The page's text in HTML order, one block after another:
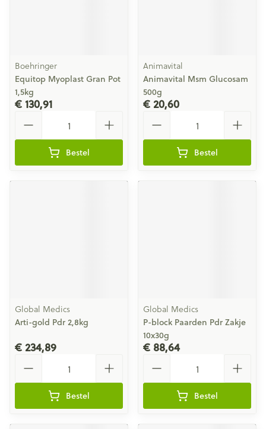
Boehringer
Equitop Myoplast Gran Pot
1,5kg
€ 130,91
Bestel
Animavital
Animavital Msm Glucosam
500g
€ 20,60
Bestel
Global Medics
Arti-gold Pdr 2,8kg
€ 234,89
Bestel
Global Medics
P-block Paarden Pdr Zakje
10x30g
€ 88,64
Bestel